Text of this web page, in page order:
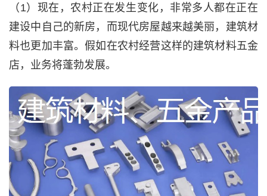
（1）现在，农村正在发生变化，非常多人都在正在
建设中自己的新房，而现代房屋越来越美丽，建筑材
料也更加丰富。假如在农村经营这样的建筑材料五金
店，业务将蓬勃发展。